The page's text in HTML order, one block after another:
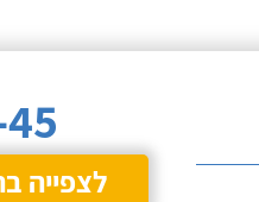
לצפייה